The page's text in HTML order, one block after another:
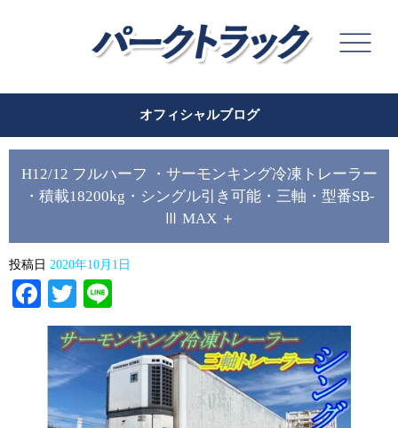
オフィシャルブログ
H12/12 フルハーフ ・サーモンキング冷凍トレーラー
・積載18200kg・シングル引き可能・三軸・型番SB-
Ⅲ MAX ＋
投稿日 2020年10月1日
Facebook
Twitter